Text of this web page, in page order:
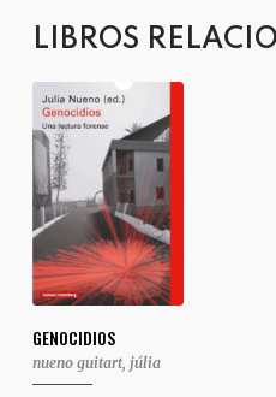
LIBROS
GENOCIDIOS
nueno guitart, júlia